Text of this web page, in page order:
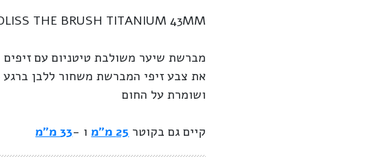
THE BRUSH TITANIUM 43MM
מברשת שיער משולבת טיטניום עם
את צבע זיפי המברשת משחור ללבן
ושומרת על החום
קיים גם בקוטר 25 מ"מ ו -33 מ"מ